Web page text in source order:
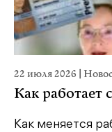
22 июля 2026
Как работает
Как меняется